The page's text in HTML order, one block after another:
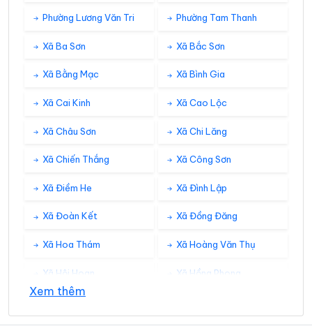
Phường Lương Văn Tri Phường Tam Thanh
Xã Ba Sơn Xã Bắc Sơn
Xã Bằng Mạc Xã Bình Gia
Xã Cai Kinh Xã Cao Lộc
Xã Châu Sơn Xã Chi Lăng
Xã Chiến Thắng Xã Công Sơn
Xã Điềm He Xã Đình Lập
Xã Đoàn Kết Xã Đồng Đăng
Xã Hoa Thám Xã Hoàng Văn Thụ
Xã Hội Hoan Xã Hồng Phong
Xem thêm